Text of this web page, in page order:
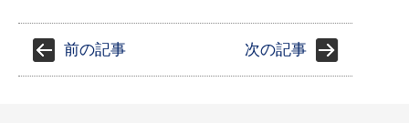
前の記事 次の記事